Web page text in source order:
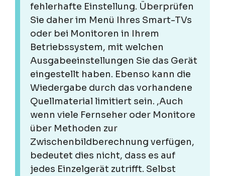
fehlerhafte Einstellung. Überprüfen
Sie daher im Menü Ihres Smart-TVs
oder bei Monitoren in Ihrem
Betriebssystem, mit welchen
Ausgabeeinstellungen Sie das Gerät
eingestellt haben. Ebenso kann die
Wiedergabe durch das vorhandene
Quellmaterial limitiert sein. ,Auch
wenn viele Fernseher oder Monitore
über Methoden zur
Zwischenbildberechnung verfügen,
bedeutet dies nicht, dass es auf
jedes Einzelgerät zutrifft. Selbst